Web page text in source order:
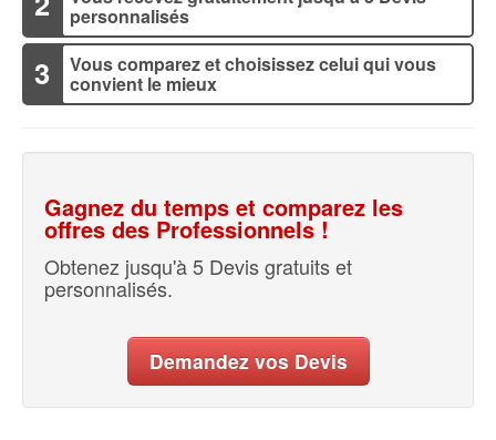
personnalisés
3 Vous comparez et choisissez celui qui vous
convient le mieux
Gagnez du temps et comparez les
offres des Professionnels !
Obtenez jusqu'à 5 Devis gratuits et
personnalisés.
Demandez vos Devis